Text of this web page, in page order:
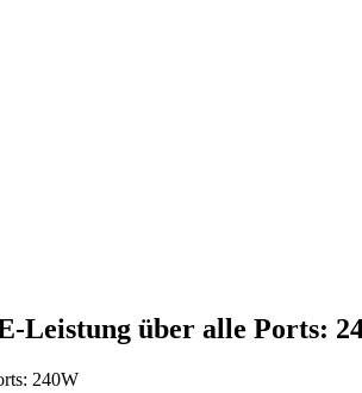
Leistung über alle Ports:
240W